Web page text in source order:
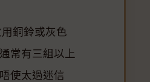
銅鈴或灰色
常有三組以上
使太過迷信